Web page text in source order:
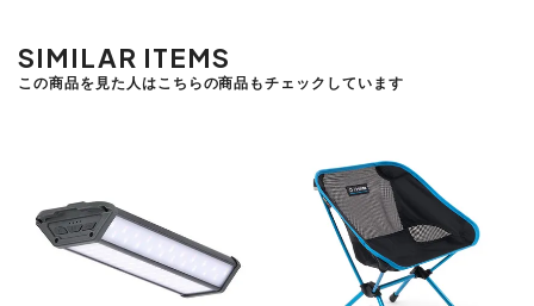
SIMILAR ITEMS
この商品を見た人はこちらの商品もチェックしています